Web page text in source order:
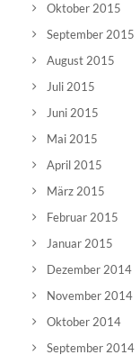
Oktober 2015
September 2015
August 2015
Juli 2015
Juni 2015
Mai 2015
April 2015
März 2015
Februar 2015
Januar 2015
Dezember 2014
November 2014
Oktober 2014
September 2014